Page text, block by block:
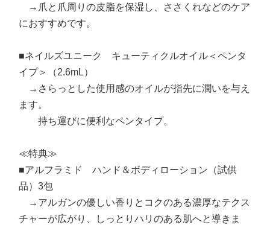
→爪と爪周りの皮脂を保湿し、ささくれなどのケア
におすすめです。
■ネイルズユニーク キューティクルオイル＜ペンタ
イプ＞（2.6mL）
→さらっとした使用感のオイルが指先に潤いを与え
ます。
持ち運びに便利なペンタイプ。
≪特典≫
■アルフラミド ハンド＆ボディローション（試供
品）3包
→アルガンの優しい香りとコクのある濃厚なテクス
チャーが広がり、しっとりハリのある肌へと導きま